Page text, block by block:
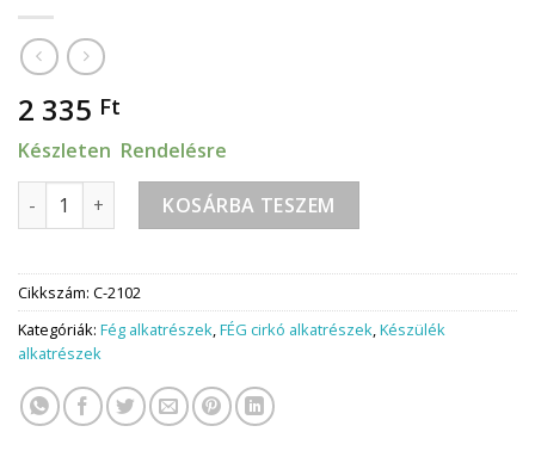
2 335 Ft
Készleten Rendelésre
Fég C-21 Membrán emelő tányér mennyiség
KOSÁRBA TESZEM
Cikkszám: C-2102
Kategóriák: Fég alkatrészek,FÉG cirkó alkatrészek,Készülék
alkatrészek